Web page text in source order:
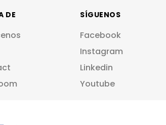
DE SÍGUENOS
Facebook
Instagram
Linkedin
Youtube